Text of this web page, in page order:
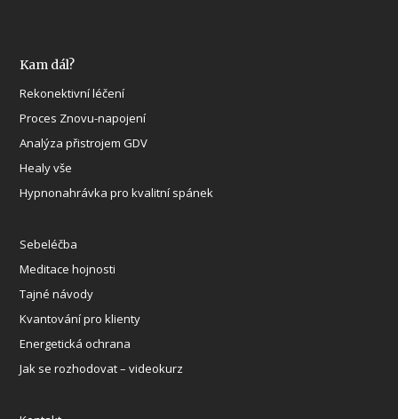
Kam dál?
Rekonektivní léčení
Proces Znovu-napojení
Analýza přistrojem GDV
Healy vše
Hypnonahrávka pro kvalitní spánek
Sebeléčba
Meditace hojnosti
Tajné návody
Kvantování pro klienty
Energetická ochrana
Jak se rozhodovat – videokurz